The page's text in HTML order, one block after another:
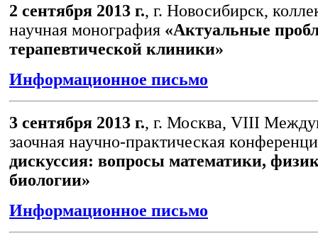
2 сентября 2013 г., г. Новосибирск,
научная монография «Актуальные
терапевтической клиники»
Информационное письмо
3 сентября 2013 г., г. Москва, VIII
заочная научно-практическая
дискуссия: вопросы математики,
биологии»
Информационное письмо